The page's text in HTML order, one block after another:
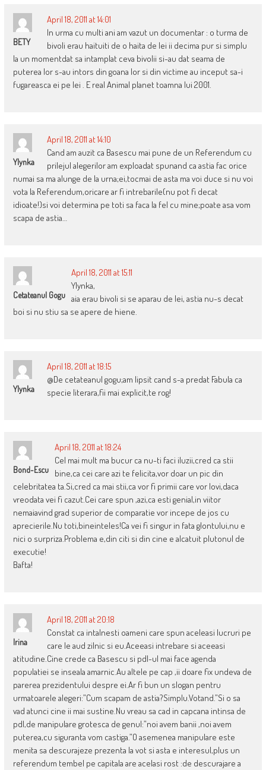
BETY
April 18, 2011 at 14:01
In urma cu multi ani am vazut un documentar : o turma de
bivoli erau haituiti de o haita de lei ii decima pur si simplu
la un momentdat sa intamplat ceva bivolii si-au dat seama de
puterea lor s-au intors din goana lor si din victime au inceput sa-i
fugareasca ei pe lei . E real Animal planet toamna lui 2001.
Ylynka
April 18, 2011 at 14:10
Cand am auzit ca Basescu mai pune de un Referendum cu
prilejul alegerilor am exploadat spunand ca astia fac orice
numai sa ma alunge de la urna;ei,tocmai de asta ma voi duce si nu voi
vota la Referendum,oricare ar fi intrebarile(nu pot fi decat
idioate!)si voi determina pe toti sa faca la fel cu mine;poate asa vom
scapa de astia…
Cetateanul Gogu
April 18, 2011 at 15:11
Ylynka,
aia erau bivoli si se aparau de lei, astia nu-s decat
boi si nu stiu sa se apere de hiene.
Ylynka
April 18, 2011 at 18:15
@De cetateanul gogu;am lipsit cand s-a predat Fabula ca
specie literara,fii mai explicit,te rog!
Bond-Escu
April 18, 2011 at 18:24
Cel mai mult ma bucur ca nu-ti faci iluzii,cred ca stii
bine,ca cei care azi te felicita,vor doar un pic din
celebritatea ta.Si,cred ca mai stii,ca vor fi primii care vor lovi,daca
vreodata vei fi cazut.Cei care spun ,azi,ca esti genial,in viitor
nemaiavind grad superior de comparatie vor incepe de jos cu
aprecierile.Nu toti,bineinteles!Ca vei fi singur in fata glontului,nu e
nici o surpriza.Problema e,din citi si din cine e alcatuit plutonul de
executie!
Bafta!
Irina
April 18, 2011 at 20:18
Constat ca intalnesti oameni care spun aceleasi lucruri pe
care le aud zilnic si eu.Aceeasi intrebare si aceeasi
atitudine.Cine crede ca Basescu si pdl-ul mai face agenda
populatiei se inseala amarnic.Au altele pe cap ,ii doare fix undeva de
parerea prezidentului despre ei.Ar fi bun un slogan pentru
urmatoarele alegeri:”Cum scapam de astia?Simplu.Votand.”Si o sa
vad atunci cine ii mai sustine.Nu vreau sa cad in capcana intinsa de
pdl,de manipulare grotesca de genul:”noi avem banii ,noi avem
puterea,cu siguranta vom castiga.”O asemenea manipulare este
menita sa descurajeze prezenta la vot si asta e interesul,plus un
referendum tembel pe capitala are acelasi rost :de descurajare a